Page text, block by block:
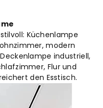
Küchenlampe
modern
industriell,
Flur und
den Esstisch.